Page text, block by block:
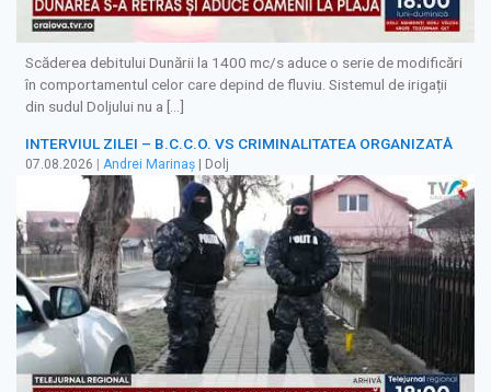
Scăderea debitului Dunării la 1400 mc/s aduce o serie de modificări
în comportamentul celor care depind de fluviu. Sistemul de irigații
din sudul Doljului nu a […]
INTERVIUL ZILEI – B.C.C.O. VS CRIMINALITATEA ORGANIZATĂ
07.08.2026 Andrei Marinaș | Dolj